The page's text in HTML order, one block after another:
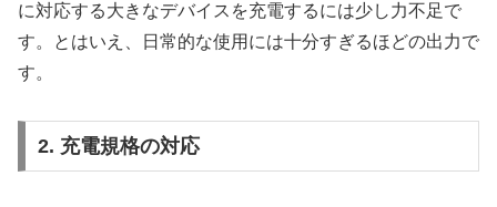
に対応する大きなデバイスを充電するには少し力不足で
す。とはいえ、日常的な使用には十分すぎるほどの出力で
す。
2. 充電規格の対応